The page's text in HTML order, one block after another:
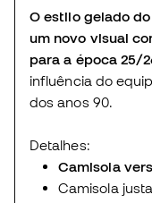
O estilo gelado
um novo visual
para a época 25/
influência do
dos anos 90.
Detalhes:
Camisola
Camisola